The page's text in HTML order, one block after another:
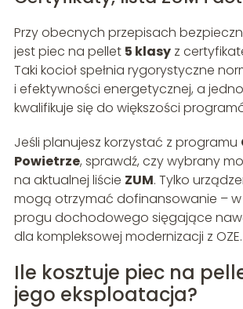
Przy obecnych przepisach
jest piec na pellet 5 klasyz
Taki kocioł spełnia rygorystyczne
i efektywności energetycznej, a
kwalifikuje się do większości
Jeśli planujesz korzystać z programu
Powietrze, sprawdź, czy wybrany
na aktualnej liście ZUM. Tylko
mogą otrzymać dofinansowanie –
progu dochodowego sięgające
dla kompleksowej modernizacji z OZE.
Ile kosztuje piec na
jego eksploatacja?